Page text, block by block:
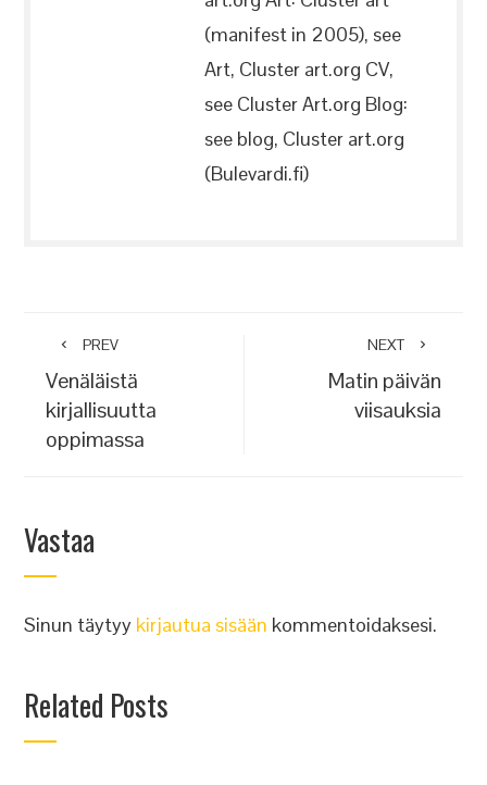
(manifest in 2005), see
Art, Cluster art.org CV,
see Cluster Art.org Blog:
see blog, Cluster art.org
(Bulevardi.fi)
PREV
Venäläistä
kirjallisuutta
oppimassa
NEXT
Matin päivän
viisauksia
Vastaa
Sinun täytyy kirjautua sisään kommentoidaksesi.
Related Posts